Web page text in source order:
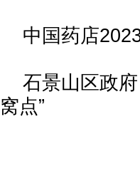
中国药店
石景山区政府
窝点”